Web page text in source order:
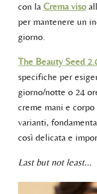
con la Crema viso
per mantenere un
giorno.
The Beauty Seed
specifiche per
giorno/notte o 24
creme mani e
varianti,
così delicata e
Last but not least…